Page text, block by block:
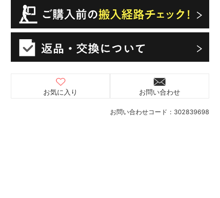
お問い合わせコード： 302839698
お気に入り お問い合わせ